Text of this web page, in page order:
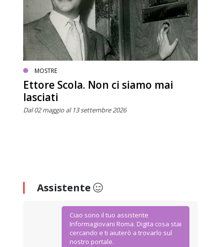
MOSTRE
Ettore Scola. Non ci siamo mai
lasciati
Dal 02 maggio al 13 settembre 2026
Assistente
Ciao sono il tuo assistente
Informagiovani Roma. Digita cosa stai
cercando e ti aiuterò a trovarlo sul
nostro portale.